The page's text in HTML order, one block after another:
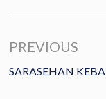
PREVIOUS
SARASEHAN